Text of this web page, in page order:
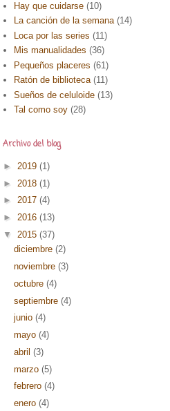
Hay que cuidarse (10)
La canción de la semana (14)
Loca por las series (11)
Mis manualidades (36)
Pequeños placeres (61)
Ratón de biblioteca (11)
Sueños de celuloide (13)
Tal como soy (28)
Archivo del blog
► 2019 (1)
► 2018 (1)
► 2017 (4)
► 2016 (13)
▼ 2015 (37)
diciembre (2)
noviembre (3)
octubre (4)
septiembre (4)
junio (4)
mayo (4)
abril (3)
marzo (5)
febrero (4)
enero (4)